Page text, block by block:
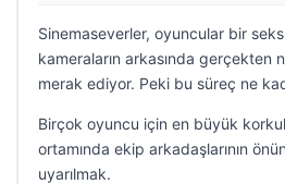
Sinemaseverler, oyuncular bir
kameraların arkasında gerçekten
merak ediyor. Peki bu süreç ne
Birçok oyuncu için en büyük
ortamında ekip arkadaşlarının
uyarılmak.